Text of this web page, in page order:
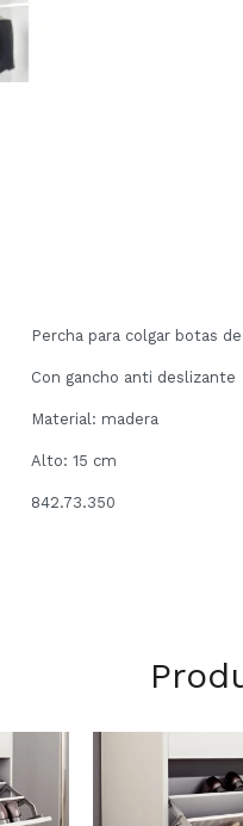
Percha para colgar botas
Con gancho anti deslizante
Material: madera
Alto: 15 cm
842.73.350